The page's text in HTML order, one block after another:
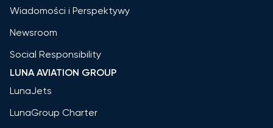
Wiadomości i Perspektywy
Newsroom
Social Responsibility
LUNA AVIATION GROUP
LunaJets
LunaGroup Charter